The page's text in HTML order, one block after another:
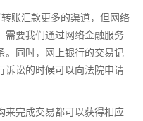
账汇款更多的渠道，但网络
需要我们通过网络金融服务
。同时，网上银行的交易记
诉讼的时候可以向法院申请
来完成交易都可以获得相应